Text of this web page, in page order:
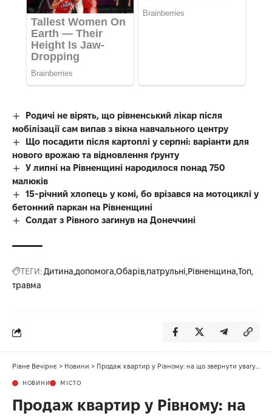
Родичі не вірять, що рівненський лікар після
мобілізації сам випав з вікна навчального центру
Що посадити після картоплі у серпні: варіанти для
нового врожаю та відновлення ґрунту
У липні на Рівненщині народилося понад 750
малюків
15-річний хлопець у комі, бо врізався на мотоциклі у
бетонний паркан на Рівненщині
Солдат з Рівного загинув на Донеччині
ТЕГИ: Дитина допомога Обарів патрульні Рівненщина Топ
травма
Рівне Вечірнє > Новини > Продаж квартир у Рівному: на що звернути увагу до укладення угоди
НОВИНИ МІСТО
Продаж квартир у Рівному: на